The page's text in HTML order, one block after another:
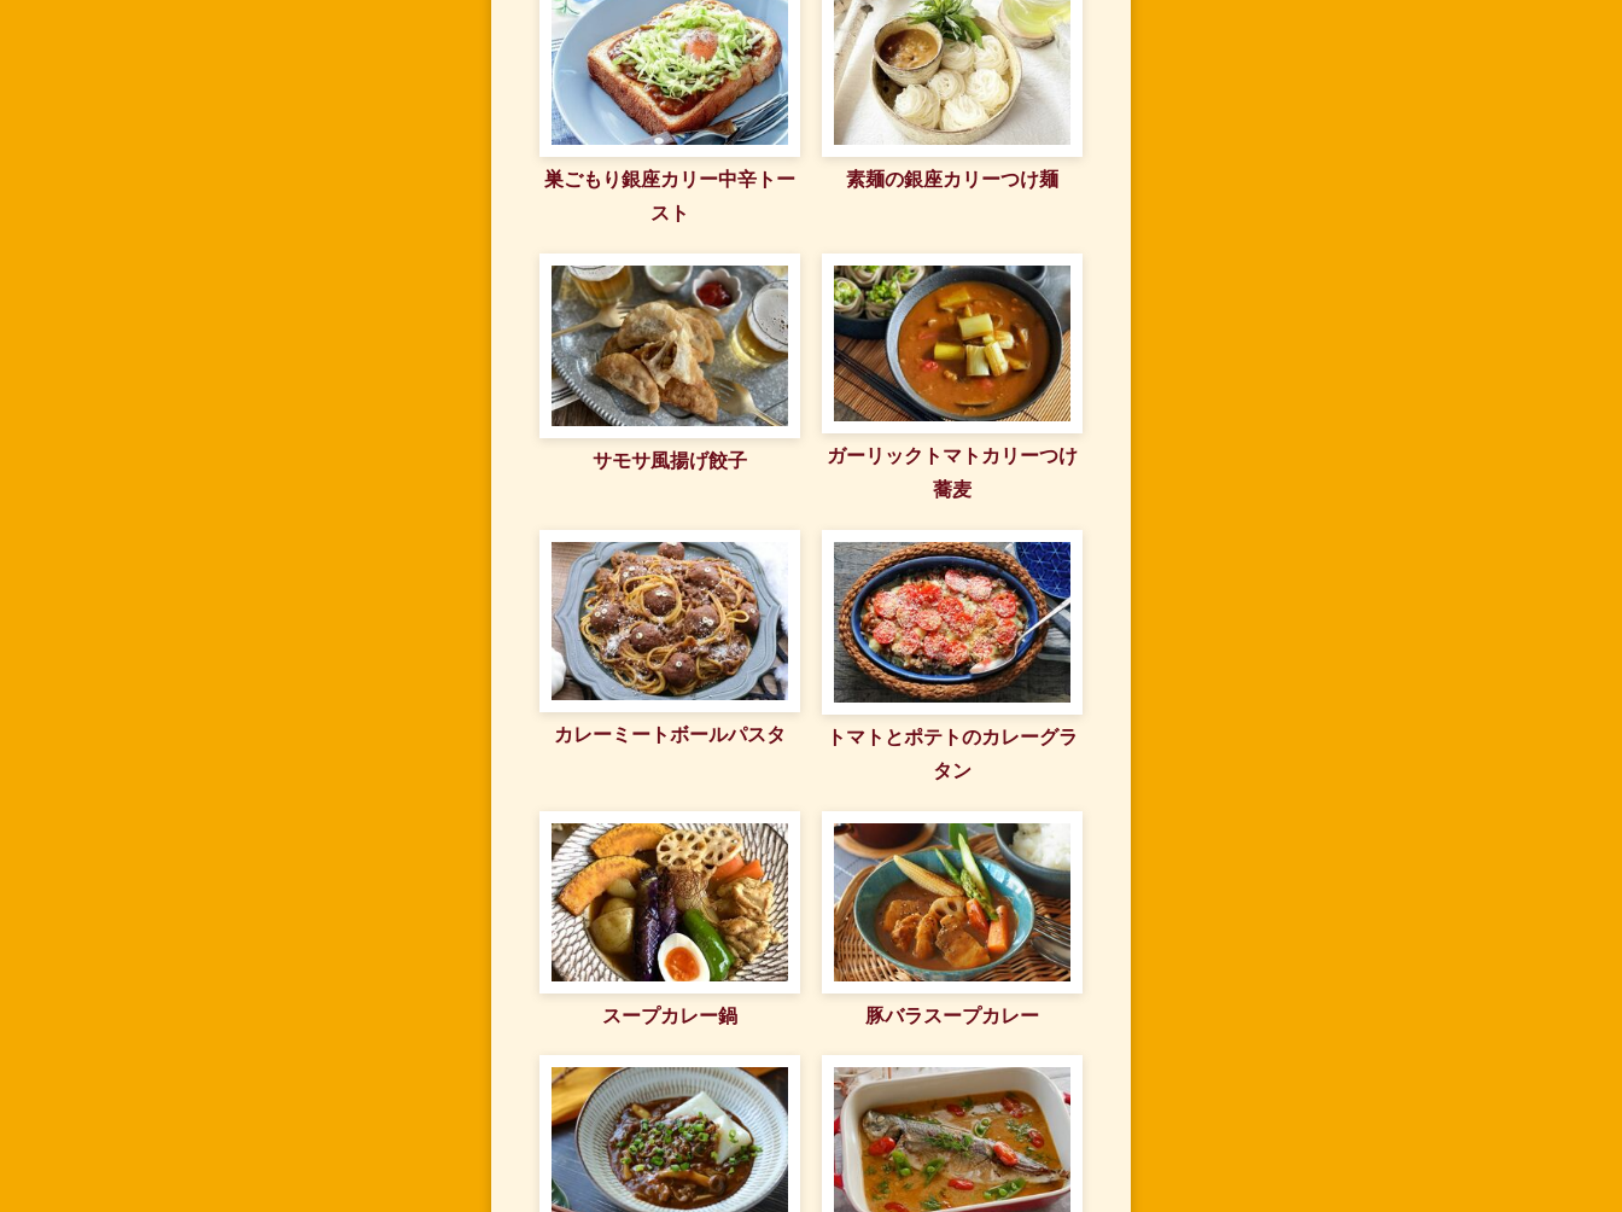
巣ごもり銀座カリー中辛トー
スト
素麺の銀座カリーつけ麺
サモサ風揚げ餃子
ガーリックトマトカリーつけ
蕎麦
カレーミートボールパスタ
トマトとポテトのカレーグラ
タン
スープカレー鍋 豚バラスープカレー